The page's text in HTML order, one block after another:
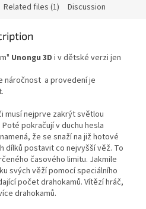
Related files (1) Discussion
Unongu 3D i v dětské verzi jen
náročnost a provedení je
musí nejprve zakrýt světlou
pokračují v duchu hesla
že se snaží na již hotové
dílků postavit co nejvyšší věž. To
časového limitu. Jakmile
svých věží pomocí speciálního
počet drahokamů. Vítězí hráč,
drahokamů.